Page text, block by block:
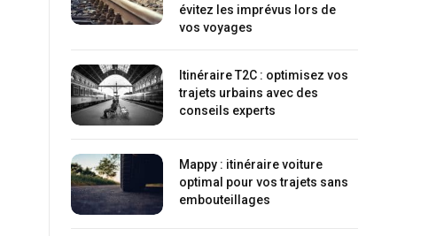
évitez les imprévus lors de
vos voyages
Itinéraire T2C : optimisez vos
trajets urbains avec des
conseils experts
Mappy : itinéraire voiture
optimal pour vos trajets sans
embouteillages